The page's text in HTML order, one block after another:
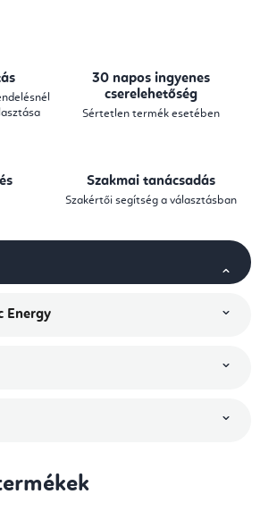
30 napos ingyenes
cserelehetőség
Sértetlen termék esetében
Szakmai tanácsadás
Szakértői segítség a választásban
Energy